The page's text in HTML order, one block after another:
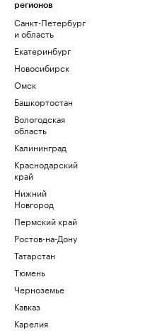
регионов
Санкт-Петербург
и область
Екатеринбург
Новосибирск
Омск
Башкортостан
Вологодская
область
Калининград
Краснодарский
край
Нижний
Новгород
Пермский край
Ростов-на-Дону
Татарстан
Тюмень
Черноземье
Кавказ
Карелия